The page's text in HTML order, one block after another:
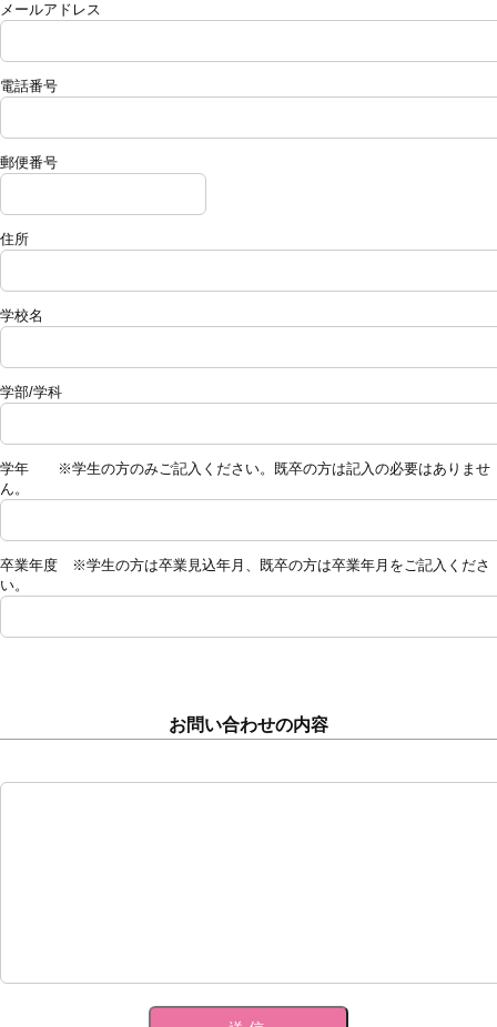
メールアドレス
電話番号
郵便番号
住所
学校名
学部/学科
学年 ※学生の方のみご記入ください。既卒の方は記入の必要はありませ
ん。
卒業年度 ※学生の方は卒業見込年月、既卒の方は卒業年月をご記入くださ
い。
お問い合わせの内容